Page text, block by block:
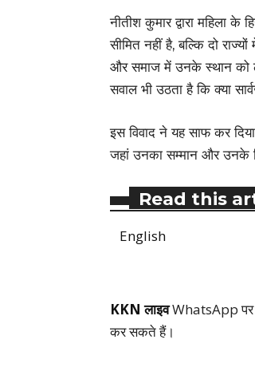
नीतीश कुमार द्वारा महिला
सीमित नहीं है, बल्कि दो
और समाज में उनके स्थान को
सवाल भी उठता है कि क्या
इस विवाद ने यह साफ कर
जहां उनका सम्मान और उनके
Read this
English
KKN लाइवWhatsApp पर
कर सकते हैं।